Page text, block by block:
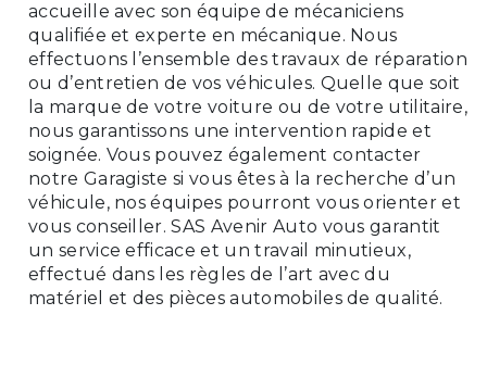
accueille avec son équipe de mécaniciens
qualifiée et experte en mécanique. Nous
effectuons l’ensemble des travaux de réparation
ou d’entretien de vos véhicules. Quelle que soit
la marque de votre voiture ou de votre utilitaire,
nous garantissons une intervention rapide et
soignée. Vous pouvez également contacter
notre Garagiste si vous êtes à la recherche d’un
véhicule, nos équipes pourront vous orienter et
vous conseiller. SAS Avenir Auto vous garantit
un service efficace et un travail minutieux,
effectué dans les règles de l’art avec du
matériel et des pièces automobiles de qualité.